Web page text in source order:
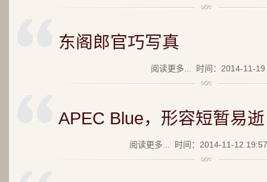
东阁郎官巧写真
阅读更多... 时间：2014-11-
APEC Blue，形容短暂易
阅读更多... 时间：2014-11-12